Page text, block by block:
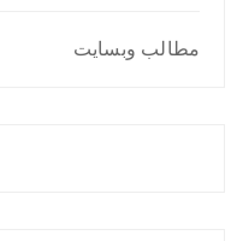
مطالب وبسایت